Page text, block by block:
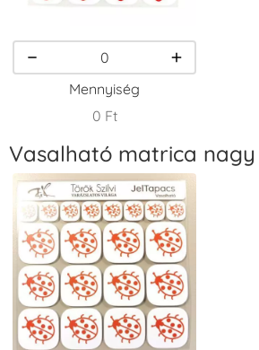
Tintapárna -
Homokbarna
+1.380 Ft
Tintapárna -
Kiwizöld
+1.380 Ft
VersaCraft
Tintapárna -
Orgonalila
+1.380 Ft
VersaCraft
Tintapárna -
Pipacspiros
+1.380 Ft
Mennyiség
0 Ft
Vasalható matrica